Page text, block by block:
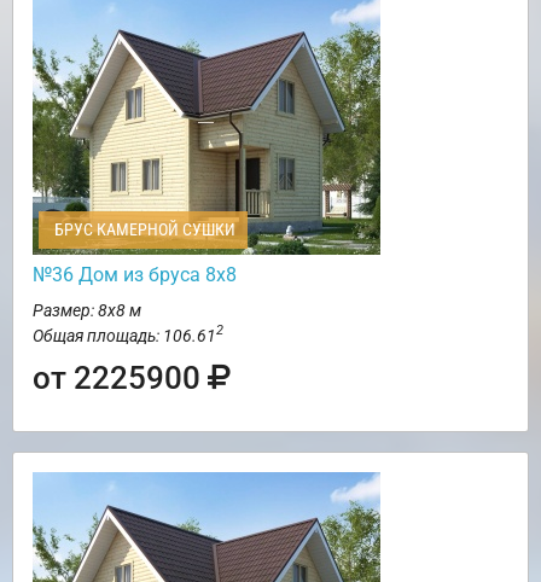
БРУС КАМЕРНОЙ СУШКИ
№36 Дом из бруса 8х8
Размер: 8х8 м
Общая площадь: 106.612
от 2225900